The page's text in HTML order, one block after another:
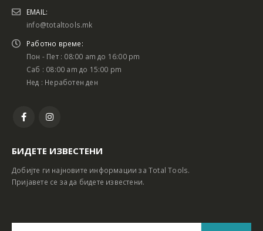
EMAIL:
info@totaltools.mk
Работно време:
Пон - Пет : 08:00 am до 16:00 pm
Саб : 08:00 am до 15:00 pm
Нед : Неработен ден
БИДЕТЕ ИЗВЕСТЕНИ
Добијте ги најновите информации за Total Tools.
Пријавете се за да бидете известени.